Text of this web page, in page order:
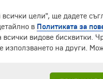
цели", ще дадете
в Политиката за
всички видове бисквитки.
използването на други.